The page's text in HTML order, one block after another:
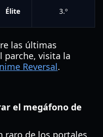
Élite 3.º
las últimas
parche, visita la
Reversal.
el megáfono de
raro de los portales